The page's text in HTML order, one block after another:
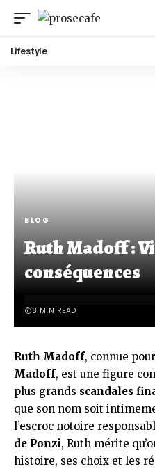
Lifestyle
BLOG
Ruth Madoff :
conséquences
8 MIN READ
Ruth Madoff, connue
Madoff, est une figure
plus grands scandales
que son nom soit
l’escroc notoire
de Ponzi, Ruth mérite
histoire, ses choix et les